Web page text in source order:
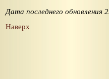
Дата последнего обновления
Наверх